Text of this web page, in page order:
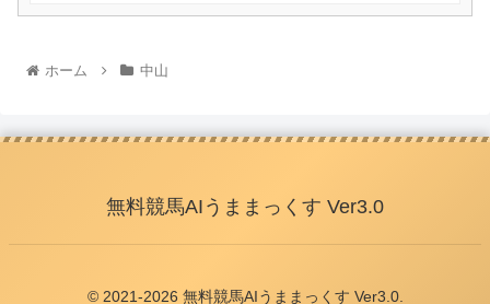
ホーム 中山
無料競馬AIうままっくす Ver3.0
© 2021-2026 無料競馬AIうままっくす Ver3.0.